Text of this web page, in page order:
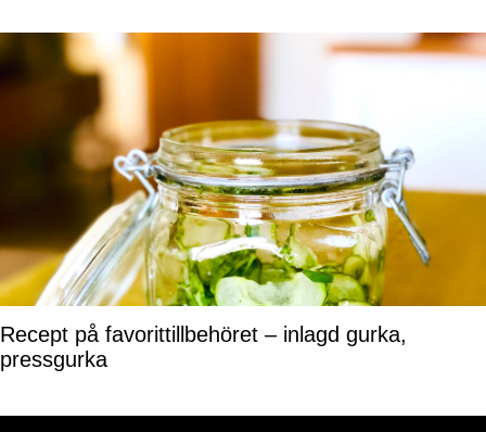
Recept på favorittillbehöret – inlagd gurka,
pressgurka